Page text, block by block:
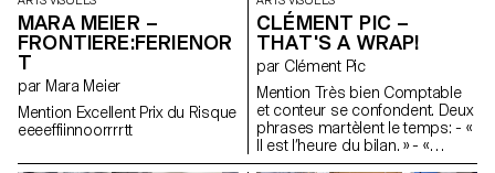
grand-chose, comme dans un
aquarium.
MARA MEIER –
FRONTIERE:FERIENOR
T
par Mara Meier
Mention Excellent Prix du Risque
eeeeffiinnoorrrrtt
CLÉMENT PIC –
THAT'S A WRAP!
par Clément Pic
Mention Très bien Comptable
et conteur se confondent. Deux
phrases martèlent le temps: - «
Il est l’heure du bilan. » - «
Objectifs non atteints. »